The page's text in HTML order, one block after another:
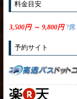
料金目安
3,500円 ～ 9,800円?席
予約サイト